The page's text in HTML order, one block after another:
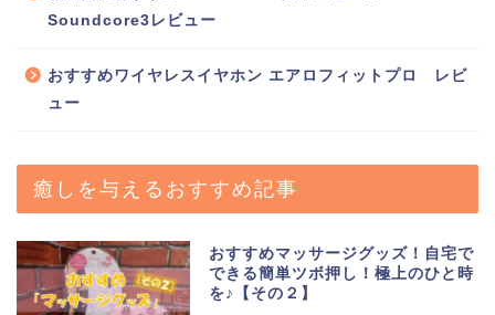
Soundcore3レビュー
おすすめワイヤレスイヤホン エアロフィットプロ レビ
ュー
癒しを与えるおすすめ記事
おすすめマッサージグッズ！自宅で
できる簡単ツボ押し！極上のひと時
を♪【その２】